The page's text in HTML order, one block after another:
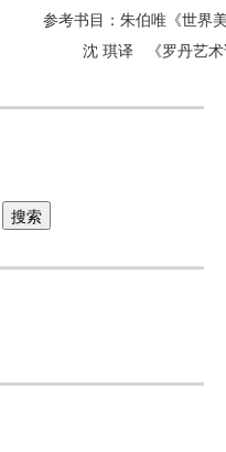
：朱伯唯《世界美术
《罗丹艺术